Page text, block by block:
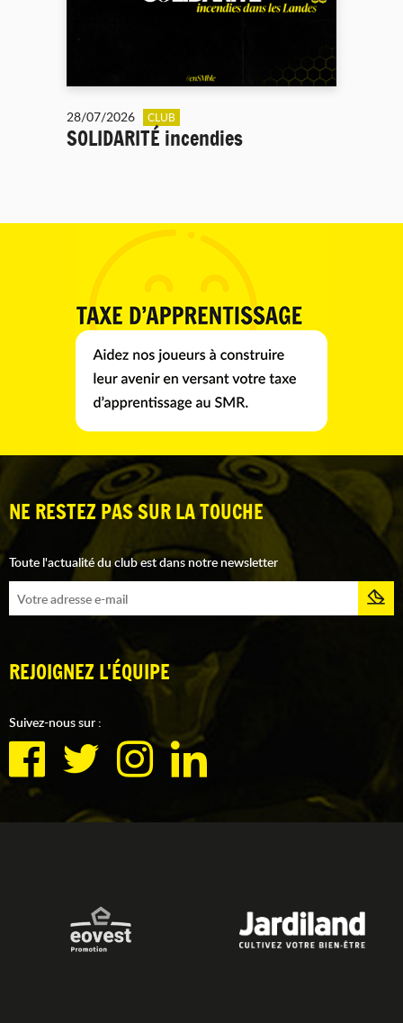
28/07/2026 CLUB
SOLIDARITÉ incendies
NE RESTEZ PAS SUR LA TOUCHE
Toute l'actualité du club est dans notre newsletter
REJOIGNEZ L'ÉQUIPE
Suivez-nous sur :